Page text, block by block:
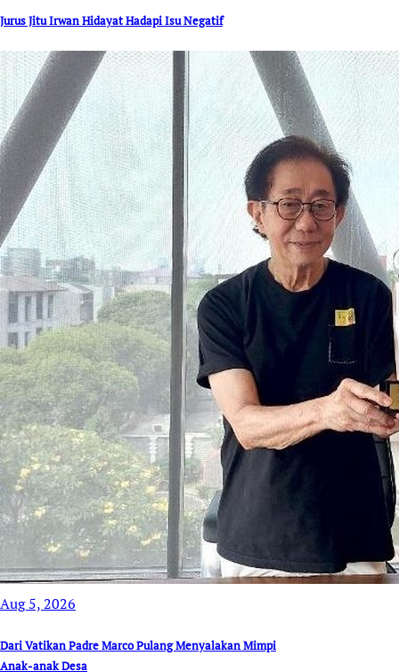
Jurus Jitu Irwan Hidayat Hadapi Isu Negatif
Aug 5, 2026
Dari Vatikan Padre Marco Pulang Menyalakan Mimpi
Anak-anak Desa